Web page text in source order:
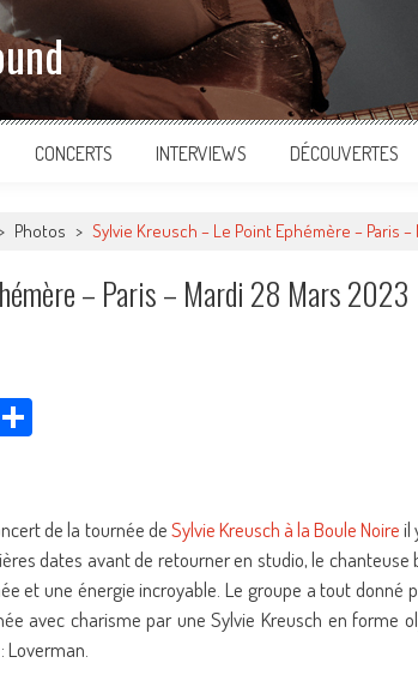
CONCERTS INTERVIEWS DÉCOUVERTES
Photos > Sylvie Kreusch – Le Point Ephémère – Paris –
– Paris – Mardi 28 Mars 2023
de la tournée deSylvie Kreusch à la Boule Noireil
dates avant de retourner en studio, le chanteuse
et une énergie incroyable. Le groupe a tout donné
avec charisme par une Sylvie Kreusch en forme
Loverman.